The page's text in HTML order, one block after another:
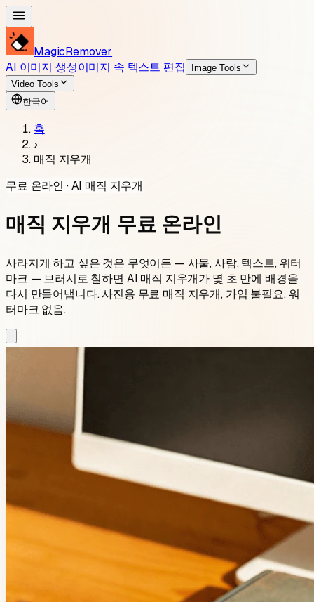
MagicRemover
AI 이미지 생성이미지 속 텍스트 편집
Image Tools
Video Tools
한국어
홈
›
매직 지우개
무료 온라인 · AI 매직 지우개
매직 지우개 무료 온라인
사라지게 하고 싶은 것은 무엇이든 — 사물, 사람, 텍스트, 워터
마크 — 브러시로 칠하면 AI 매직 지우개가 몇 초 만에 배경을
다시 만들어냅니다. 사진용 무료 매직 지우개, 가입 불필요, 워
터마크 없음.